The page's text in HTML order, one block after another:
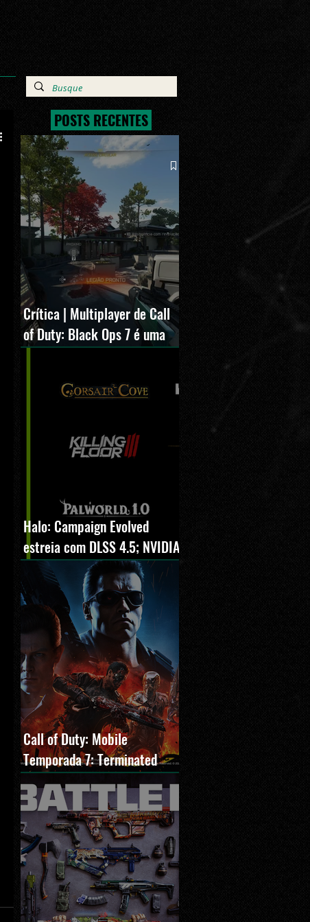
POSTS RECENTES
Crítica | Multiplayer de Call
of Duty: Black Ops 7 é uma
experiência positiva,
Halo: Campaign Evolved
estreia com DLSS 4.5; NVIDIA
lança novo GeForce Game
Ready Driver para grandes
lançamentos
Call of Duty: Mobile
Temporada 7: Terminated
estreia com O Exterminador
do Futuro 2, novos modos e
Cronen Squall